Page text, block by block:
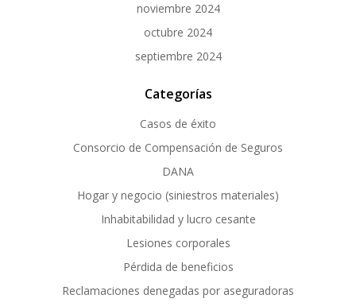
noviembre 2024
octubre 2024
septiembre 2024
Categorías
Casos de éxito
Consorcio de Compensación de Seguros
DANA
Hogar y negocio (siniestros materiales)
Inhabitabilidad y lucro cesante
Lesiones corporales
Pérdida de beneficios
Reclamaciones denegadas por aseguradoras